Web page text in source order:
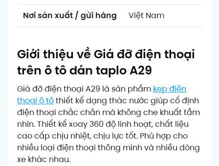
Nơi sản xuất / gửi hàng
Việt Nam
Giới thiệu về Giá đỡ điện thoại
trên ô tô dán taplo A29
Giá đỡ điện thoại A29 là sản phẩm kẹp điện
thoại ô tôthiết kế dạng thác nước giúp cố định
điện thoại chắc chắn mà không che khuất tầm
nhìn. Thiết kế xoay 360 độ linh hoạt, chất liệu
cao cấp chịu nhiệt, chịu lực tốt. Phù hợp cho
nhiều loại điện thoại thông minh và nhiều dòng
xe khác nhau.